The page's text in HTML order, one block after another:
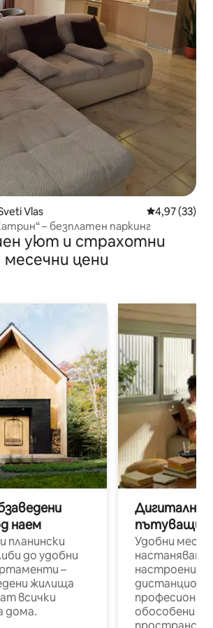
Vlas Средна
4,97 (33)
– безплатен паркинг
уют и страхотни
месечни цени
наем
планински
до удобни
–
жилища
всички
дома.
Дигитални
пътуващи
Удобни
настаняване
настроени и
обособени